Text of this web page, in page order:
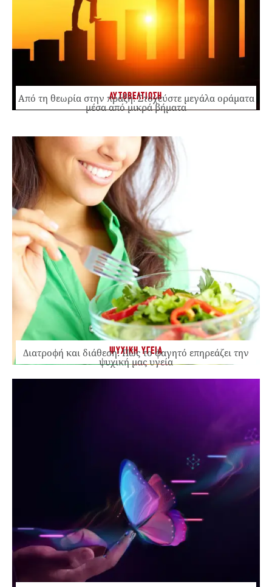
ΑΥΤΟΒΕΛΤΙΩΣΗ
Από τη θεωρία στην πράξη: Στοχεύστε μεγάλα οράματα
μέσα από μικρά βήματα
ΨΥΧΙΚΗ ΥΓΕΙΑ
Διατροφή και διάθεση: Πώς το φαγητό επηρεάζει την
ψυχική μας υγεία